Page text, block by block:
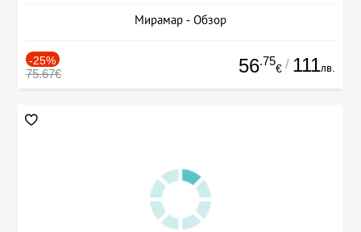
Мирамар - Обзор
-25%
75.67€ 56.75
€ / 111лв.